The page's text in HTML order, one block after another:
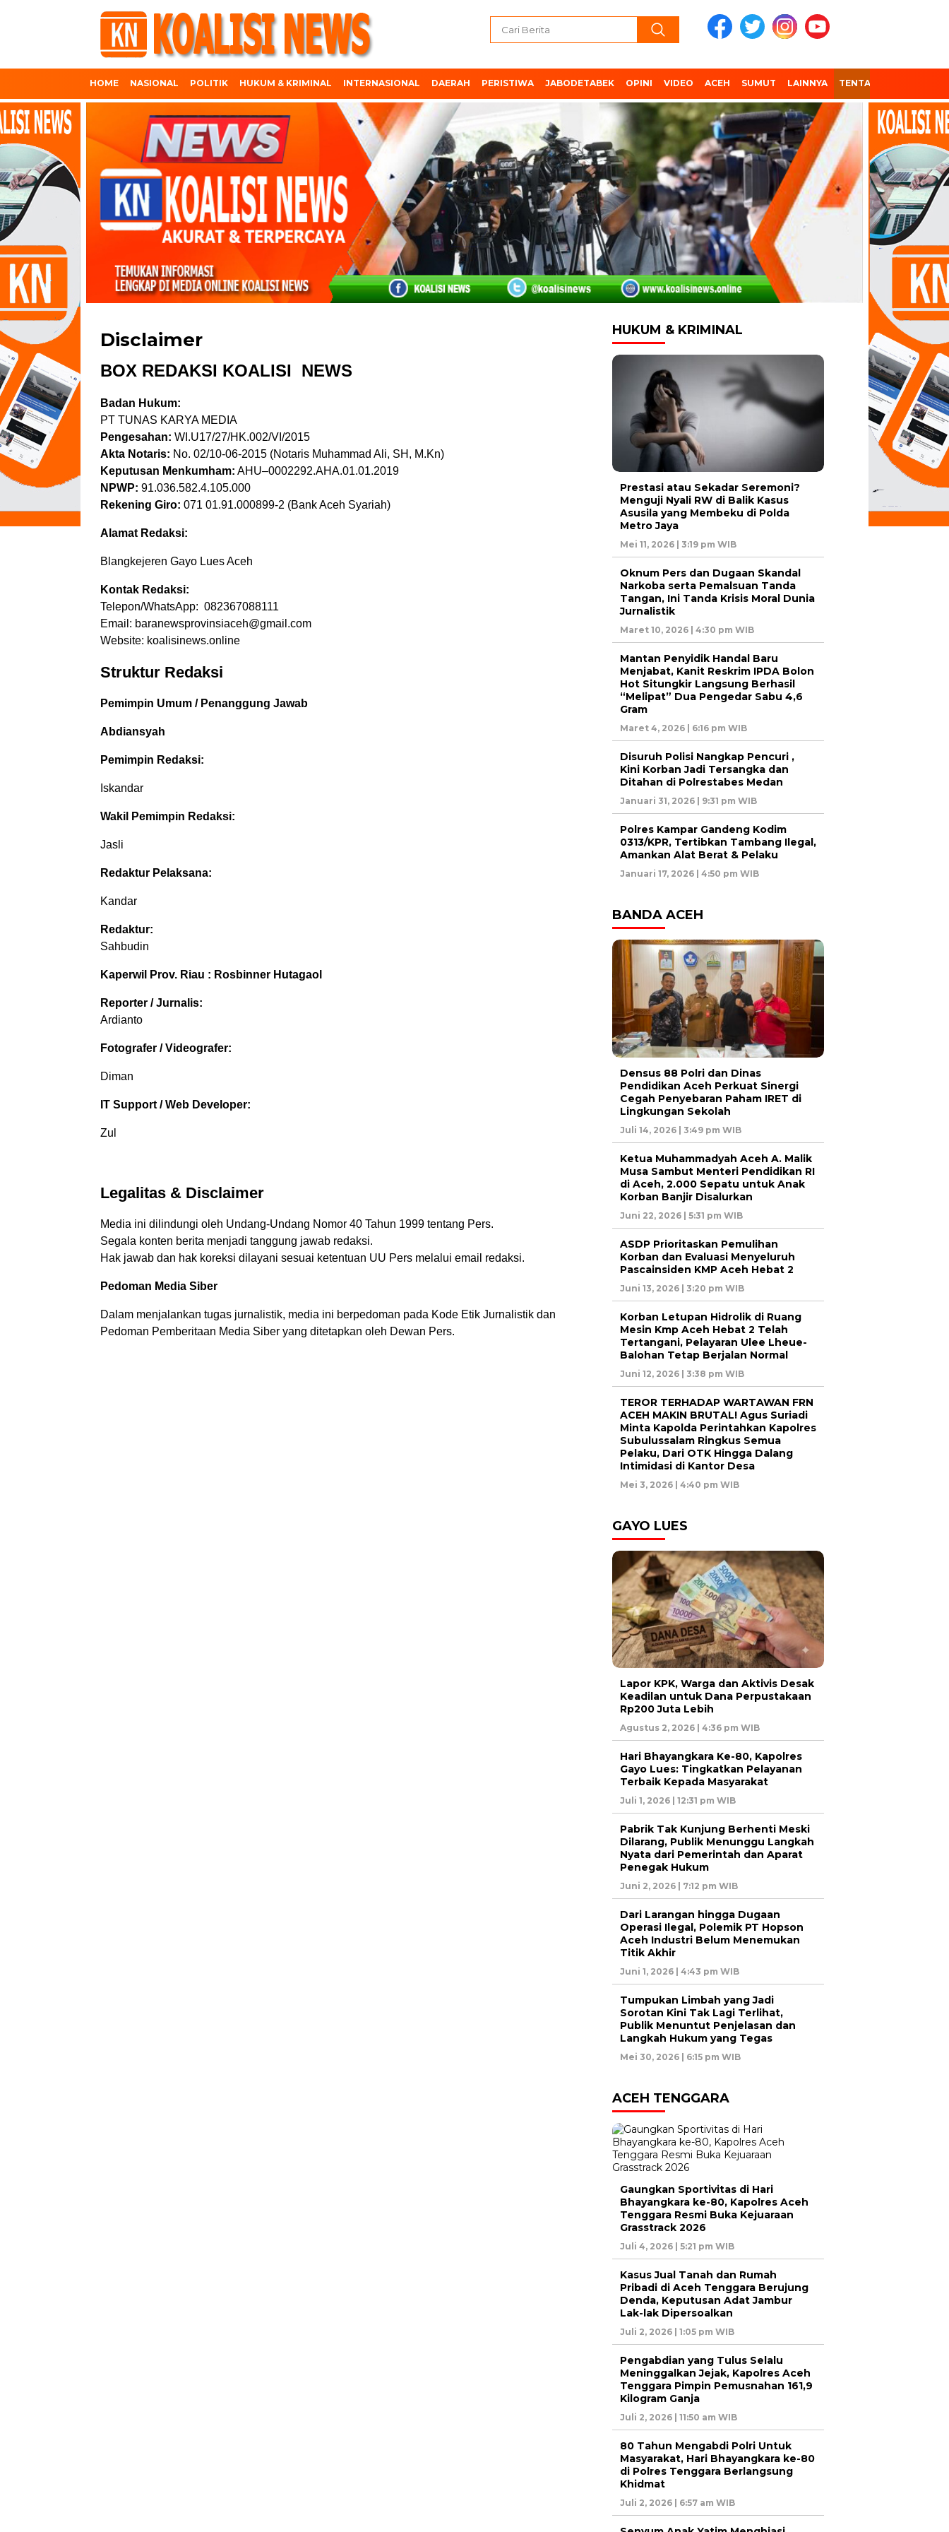
HOME NASIONAL POLITIK HUKUM & KRIMINAL INTERNASIONAL DAERAH PERISTIWA JABODETABEK OPINI VIDEO ACEH SUMUT LAINNYA TENTANG KAMI
Disclaimer
BOX REDAKSI KOALISI NEWS
Badan Hukum:
PT TUNAS KARYA MEDIA
Pengesahan: WI.U17/27/HK.002/VI/2015
Akta Notaris: No. 02/10-06-2015 (Notaris Muhammad Ali, SH, M.Kn)
Keputusan Menkumham: AHU–0002292.AHA.01.01.2019
NPWP: 91.036.582.4.105.000
Rekening Giro: 071 01.91.000899-2 (Bank Aceh Syariah)
Alamat Redaksi:
Blangkejeren Gayo Lues Aceh
Kontak Redaksi:
Telepon/WhatsApp: 082367088111
Email: baranewsprovinsiaceh@gmail.com
Website: koalisinews.online
Struktur Redaksi
Pemimpin Umum / Penanggung Jawab
Abdiansyah
Pemimpin Redaksi:
Iskandar
Wakil Pemimpin Redaksi:
Jasli
Redaktur Pelaksana:
Kandar
Redaktur:
Sahbudin
Kaperwil Prov. Riau : Rosbinner Hutagaol
Reporter / Jurnalis:
Ardianto
Fotografer / Videografer:
Diman
IT Support / Web Developer:
Zul
Legalitas & Disclaimer
Media ini dilindungi oleh Undang-Undang Nomor 40 Tahun 1999 tentang Pers.
Segala konten berita menjadi tanggung jawab redaksi.
Hak jawab dan hak koreksi dilayani sesuai ketentuan UU Pers melalui email redaksi.
Pedoman Media Siber
Dalam menjalankan tugas jurnalistik, media ini berpedoman pada Kode Etik Jurnalistik dan
Pedoman Pemberitaan Media Siber yang ditetapkan oleh Dewan Pers.
HUKUM & KRIMINAL
Prestasi atau Sekadar Seremoni?
Menguji Nyali RW di Balik Kasus
Asusila yang Membeku di Polda
Metro Jaya
Mei 11, 2026 | 3:19 pm WIB
Oknum Pers dan Dugaan Skandal
Narkoba serta Pemalsuan Tanda
Tangan, Ini Tanda Krisis Moral Dunia
Jurnalistik
Maret 10, 2026 | 4:30 pm WIB
Mantan Penyidik Handal Baru
Menjabat, Kanit Reskrim IPDA Bolon
Hot Situngkir Langsung Berhasil
“Melipat” Dua Pengedar Sabu 4,6
Gram
Maret 4, 2026 | 6:16 pm WIB
Disuruh Polisi Nangkap Pencuri ,
Kini Korban Jadi Tersangka dan
Ditahan di Polrestabes Medan
Januari 31, 2026 | 9:31 pm WIB
Polres Kampar Gandeng Kodim
0313/KPR, Tertibkan Tambang Ilegal,
Amankan Alat Berat & Pelaku
Januari 17, 2026 | 4:50 pm WIB
BANDA ACEH
Densus 88 Polri dan Dinas
Pendidikan Aceh Perkuat Sinergi
Cegah Penyebaran Paham IRET di
Lingkungan Sekolah
Juli 14, 2026 | 3:49 pm WIB
Ketua Muhammadyah Aceh A. Malik
Musa Sambut Menteri Pendidikan RI
di Aceh, 2.000 Sepatu untuk Anak
Korban Banjir Disalurkan
Juni 22, 2026 | 5:31 pm WIB
ASDP Prioritaskan Pemulihan
Korban dan Evaluasi Menyeluruh
Pascainsiden KMP Aceh Hebat 2
Juni 13, 2026 | 3:20 pm WIB
Korban Letupan Hidrolik di Ruang
Mesin Kmp Aceh Hebat 2 Telah
Tertangani, Pelayaran Ulee Lheue-
Balohan Tetap Berjalan Normal
Juni 12, 2026 | 3:38 pm WIB
TEROR TERHADAP WARTAWAN FRN
ACEH MAKIN BRUTAL! Agus Suriadi
Minta Kapolda Perintahkan Kapolres
Subulussalam Ringkus Semua
Pelaku, Dari OTK Hingga Dalang
Intimidasi di Kantor Desa
Mei 3, 2026 | 4:40 pm WIB
GAYO LUES
Lapor KPK, Warga dan Aktivis Desak
Keadilan untuk Dana Perpustakaan
Rp200 Juta Lebih
Agustus 2, 2026 | 4:36 pm WIB
Hari Bhayangkara Ke-80, Kapolres
Gayo Lues: Tingkatkan Pelayanan
Terbaik Kepada Masyarakat
Juli 1, 2026 | 12:31 pm WIB
Pabrik Tak Kunjung Berhenti Meski
Dilarang, Publik Menunggu Langkah
Nyata dari Pemerintah dan Aparat
Penegak Hukum
Juni 2, 2026 | 7:12 pm WIB
Dari Larangan hingga Dugaan
Operasi Ilegal, Polemik PT Hopson
Aceh Industri Belum Menemukan
Titik Akhir
Juni 1, 2026 | 4:43 pm WIB
Tumpukan Limbah yang Jadi
Sorotan Kini Tak Lagi Terlihat,
Publik Menuntut Penjelasan dan
Langkah Hukum yang Tegas
Mei 30, 2026 | 6:15 pm WIB
ACEH TENGGARA
Gaungkan Sportivitas di Hari
Bhayangkara ke-80, Kapolres Aceh
Tenggara Resmi Buka Kejuaraan
Grasstrack 2026
Juli 4, 2026 | 5:21 pm WIB
Kasus Jual Tanah dan Rumah
Pribadi di Aceh Tenggara Berujung
Denda, Keputusan Adat Jambur
Lak-lak Dipersoalkan
Juli 2, 2026 | 1:05 pm WIB
Pengabdian yang Tulus Selalu
Meninggalkan Jejak, Kapolres Aceh
Tenggara Pimpin Pemusnahan 161,9
Kilogram Ganja
Juli 2, 2026 | 11:50 am WIB
80 Tahun Mengabdi Polri Untuk
Masyarakat, Hari Bhayangkara ke-80
di Polres Tenggara Berlangsung
Khidmat
Juli 2, 2026 | 6:57 am WIB